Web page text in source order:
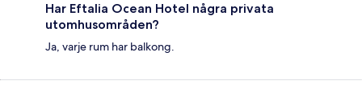
Har Eftalia Ocean Hotel några privata
utomhusområden?
Ja, varje rum har balkong.